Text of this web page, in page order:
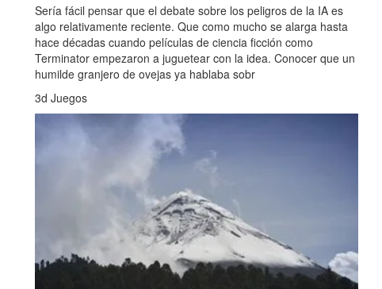
Sería fácil pensar que el debate sobre los peligros de la IA es
algo relativamente reciente. Que como mucho se alarga hasta
hace décadas cuando películas de ciencia ficción como
Terminator empezaron a juguetear con la idea. Conocer que un
humilde granjero de ovejas ya hablaba sobr
3d Juegos